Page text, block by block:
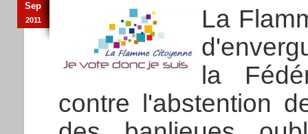
Sep
2011
La
la
contre l'abstention